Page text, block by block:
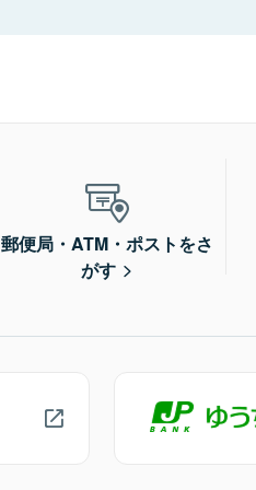
郵便局・ATM・ポストをさ
がす